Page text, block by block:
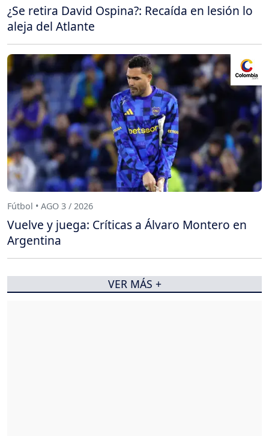
¿Se retira David Ospina?: Recaída en lesión lo
aleja del Atlante
Fútbol • AGO 3 / 2026
Vuelve y juega: Críticas a Álvaro Montero en
Argentina
VER MÁS +